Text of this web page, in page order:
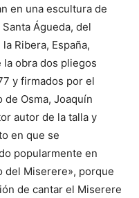
en una escultura de
Águeda, del
Ribera, España,
obra dos pliegos
y firmados por el
Osma, Joaquín
autor de la talla y
en que se
popularmente en
del Miserere», porque
de cantar el Miserere